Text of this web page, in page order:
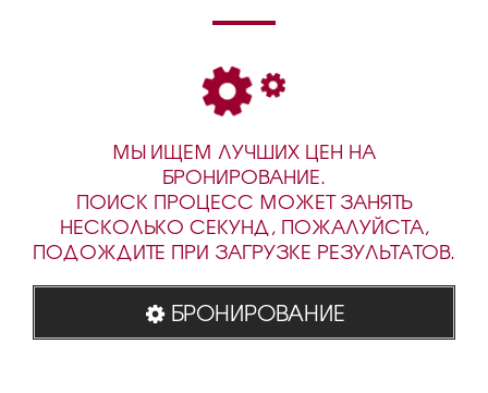
МЫ ИЩЕМ ЛУЧШИХ ЦЕН НА
БРОНИРОВАНИЕ.
ПОИСК ПРОЦЕСС МОЖЕТ ЗАНЯТЬ
НЕСКОЛЬКО СЕКУНД, ПОЖАЛУЙСТА,
ПОДОЖДИТЕ ПРИ ЗАГРУЗКЕ РЕЗУЛЬТАТОВ.
БРОНИРОВАНИЕ